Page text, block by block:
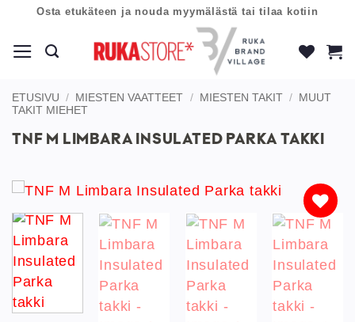
content
Osta etukäteen ja nouda myymälästä tai tilaa kotiin
ETUSIVU / MIESTEN VAATTEET / MIESTEN TAKIT / MUUT
TAKIT MIEHET
TNF M LIMBARA INSULATED PARKA TAKKI
toivelistaan